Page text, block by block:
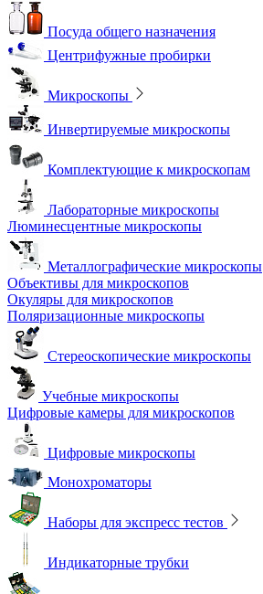
Посуда общего назначения
Центрифужные пробирки
Микроскопы
Инвертируемые микроскопы
Комплектующие к микроскопам
Лабораторные микроскопы
Люминесцентные микроскопы
Металлографические микроскопы
Объективы для микроскопов
Окуляры для микроскопов
Поляризационные микроскопы
Стереоскопические микроскопы
Учебные микроскопы
Цифровые камеры для микроскопов
Цифровые микроскопы
Монохроматоры
Наборы для экспресс тестов
Индикаторные трубки